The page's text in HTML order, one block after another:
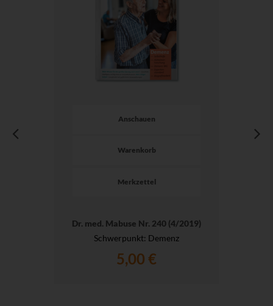
Anschauen
Warenkorb
Merkzettel
Dr. med. Mabuse Nr. 240 (4/2019)
Schwerpunkt: Demenz
5,00 €